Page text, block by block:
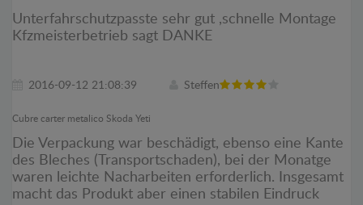
Unterfahrschutzpasste sehr gut ,schnelle Montage
Kfzmeisterbetrieb sagt DANKE
2016-09-12 21:08:39 Steffen
Cubre carter metalico Skoda Yeti
Die Verpackung war beschädigt, ebenso eine Kante
des Bleches (Transportschaden), bei der Monatge
waren leichte Nacharbeiten erforderlich. Insgesamt
macht das Produkt aber einen stabilen Eindruck